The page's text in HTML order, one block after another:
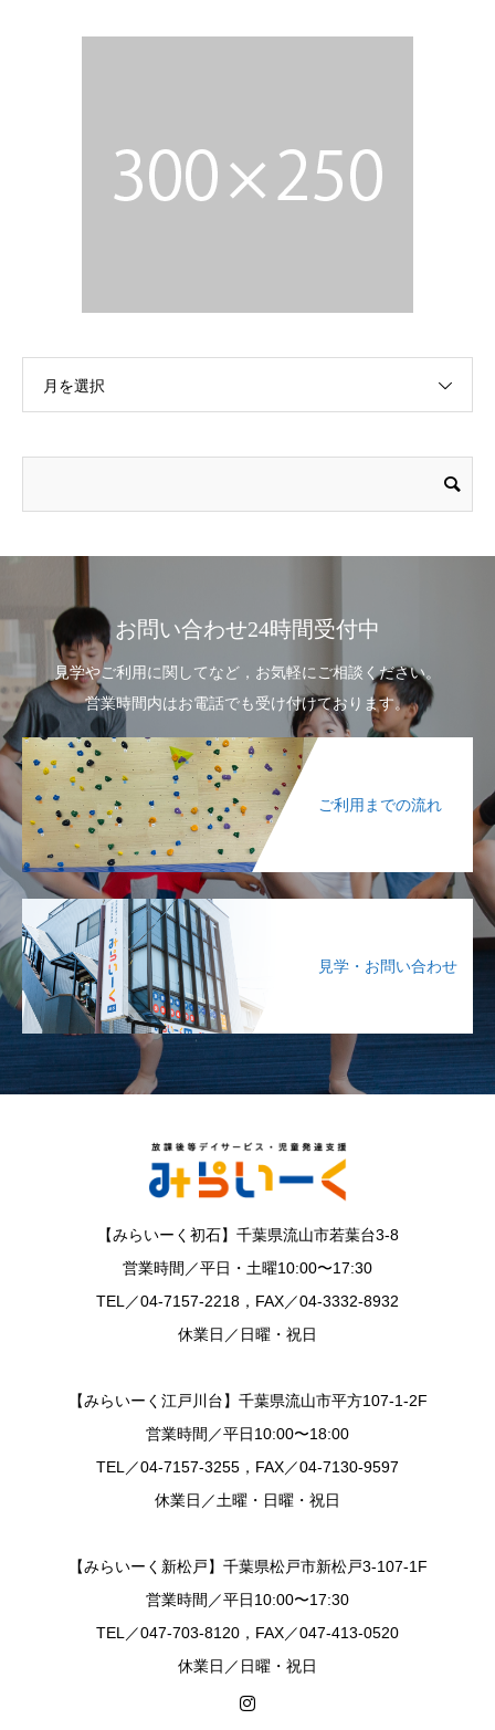
月を選択
お問い合わせ24時間受付中
見学やご利用に関してなど，お気軽にご相談ください。
営業時間内はお電話でも受け付けております。
ご利用までの流れ
見学・お問い合わせ
【みらいーく初石】千葉県流山市若葉台3-8
営業時間／平日・土曜10:00〜17:30
TEL／04-7157-2218，FAX／04-3332-8932
休業日／日曜・祝日
【みらいーく江戸川台】千葉県流山市平方107-1-2F
営業時間／平日10:00〜18:00
TEL／04-7157-3255，FAX／04-7130-9597
休業日／土曜・日曜・祝日
【みらいーく新松戸】千葉県松戸市新松戸3-107-1F
営業時間／平日10:00〜17:30
TEL／047-703-8120，FAX／047-413-0520
休業日／日曜・祝日